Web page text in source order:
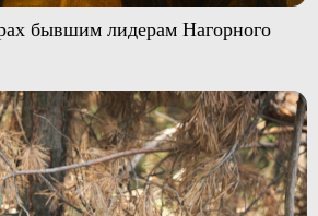
бывшим лидерам Нагорного